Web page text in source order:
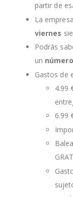
partir de
La
viernes
Podrás
un
Gastos de
4.99
6.99